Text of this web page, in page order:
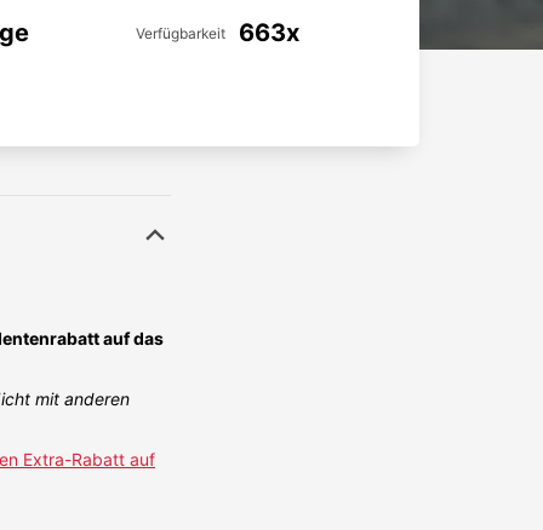
Verfügbarkeit 663x
auf das
mit anderen
Extra-Rabatt auf